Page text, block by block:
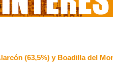
(63,5%) y Boadilla del